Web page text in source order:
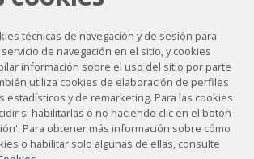
Accesibilidad
Contacto
Aviso legal
Política de privacidad
técnicas de navegación y de sesión para
de navegación en el sitio, y cookies
información sobre el uso del sitio por parte
utiliza cookies de elaboración de perfiles
estadísticos y de remarketing. Para las cookies
si habilitarlas o no haciendo clic en el botón
Para obtener más información sobre cómo
o habilitar solo algunas de ellas, consulte